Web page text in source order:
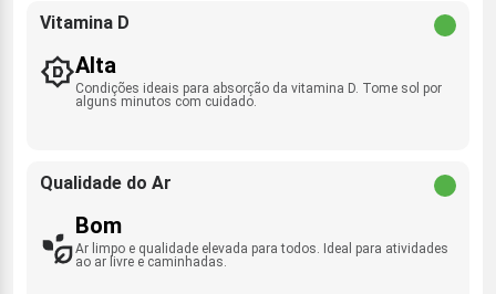
Vitamina D
Alta
Condições ideais para absorção da vitamina D. Tome sol por
alguns minutos com cuidado.
Qualidade do Ar
Bom
Ar limpo e qualidade elevada para todos. Ideal para atividades
ao ar livre e caminhadas.